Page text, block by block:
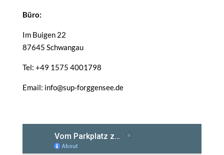
Büro:
Im Buigen 22
87645 Schwangau
Tel: +49 1575 4001798
Email: info@sup-forggensee.de